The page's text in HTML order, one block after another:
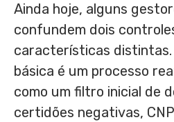
Ainda hoje, alguns
confundem dois
características distintas.
básica é um processo
como um filtro inicial de
certidões negativas,